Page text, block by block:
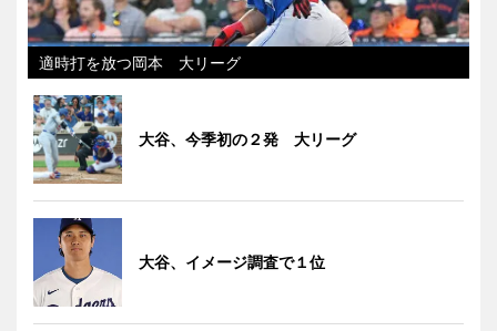
適時打を放つ岡本 大リーグ
大谷、今季初の２発 大リーグ
大谷、イメージ調査で１位